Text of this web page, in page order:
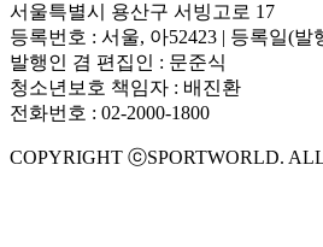
서울특별시 용산구 서빙고로 17
등록번호 : 서울, 아52423 | 등록일(발
발행인 겸 편집인 : 문준식
청소년보호 책임자 : 배진환
전화번호 : 02-2000-1800
COPYRIGHT ⓒSPORTWORLD.